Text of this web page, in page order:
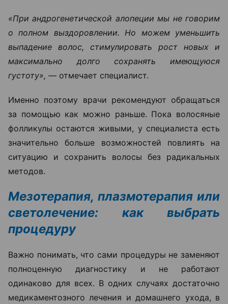
«При андрогенетической алопеции мы не говорим
о полном выздоровлении. Но можем уменьшить
выпадение волос, стимулировать рост новых и
максимально долго сохранять имеющуюся
густоту», — отмечает специалист.
Именно поэтому врачи рекомендуют обращаться
за помощью как можно раньше. Пока волосяные
фолликулы остаются живыми, у специалиста есть
значительно больше возможностей повлиять на
ситуацию и сохранить волосы без радикальных
методов.
Мезотерапия, плазмотерапия или
светолечение: как выбрать
процедуру
Важно понимать, что сами процедуры не заменяют
полноценную диагностику и не работают
одинаково для всех. В одних случаях достаточно
медикаментозного лечения и домашнего ухода, в